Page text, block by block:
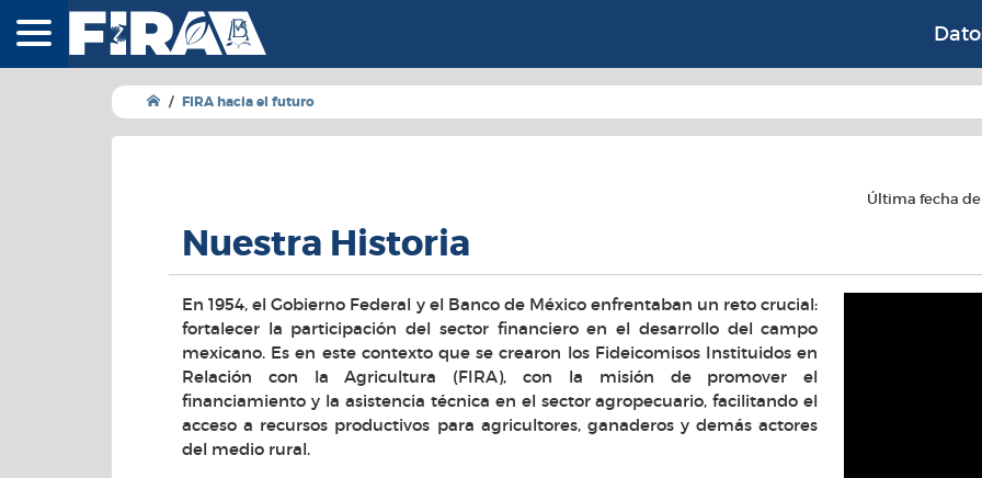
FIRA - Fideicomisos Instituidos en
FIRA hacia el futuro
Última fecha
Nuestra Historia
En 1954, el Gobierno Federal y el Banco de México enfrentaban un reto crucial:
fortalecer la participación del sector financiero en el desarrollo del campo
mexicano. Es en este contexto que se crearon los Fideicomisos Instituidos en
Relación con la Agricultura (FIRA), con la misión de promover el
financiamiento y la asistencia técnica en el sector agropecuario, facilitando el
acceso a recursos productivos para agricultores, ganaderos y demás actores
del medio rural.